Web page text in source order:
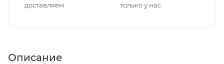
доставляем
только у нас
Описание